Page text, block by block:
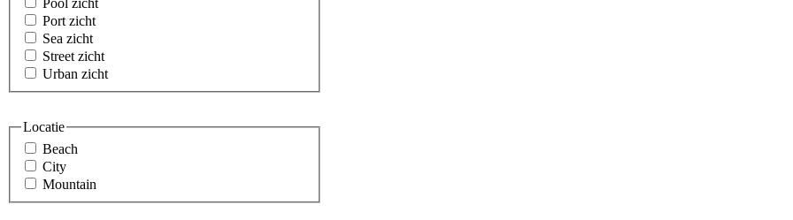
Port zicht
Sea zicht
Street zicht
Urban zicht
Locatie
Beach
City
Mountain